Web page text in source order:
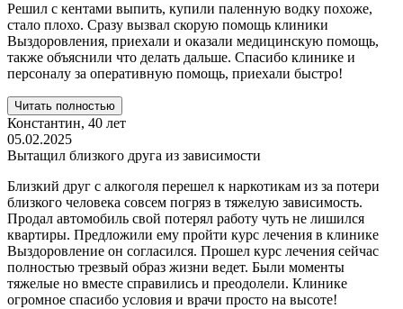
Решил с кентами выпить, купили паленную водку похоже,
стало плохо. Сразу вызвал скорую помощь клиники
Выздоровления, приехали и оказали медицинскую помощь,
также объяснили что делать дальше. Спасибо клинике и
персоналу за оперативную помощь, приехали быстро!
Читать полностью
Константин, 40 лет
05.02.2025
Вытащил близкого друга из зависимости
Близкий друг с алкоголя перешел к наркотикам из за потери
близкого человека совсем погряз в тяжелую зависимость.
Продал автомобиль свой потерял работу чуть не лишился
квартиры. Предложили ему пройти курс лечения в клинике
Выздоровление он согласился. Прошел курс лечения сейчас
полностью трезвый образ жизни ведет. Были моменты
тяжелые но вместе справились и преодолели. Клинике
огромное спасибо условия и врачи просто на высоте!